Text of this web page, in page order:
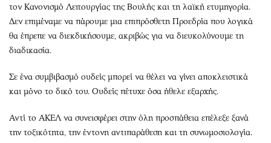
τον Κανονισμό Λειτουργίας της Βουλής και τη λαϊκή ετυμηγορία.
Δεν επιμέναμε να πάρουμε μια επιπρόσθετη Προεδρία που λογικά
θα έπρεπε να διεκδικήσουμε, ακριβώς για να διευκολύνουμε τη
διαδικασία.
Σε ένα συμβιβασμό ουδείς μπορεί να θέλει να γίνει αποκλειστικά
και μόνο το δικό του. Ουδείς πέτυχε όσα ήθελε εξαρχής.
Αντί το ΑΚΕΛ να συνεισφέρει στην όλη προσπάθεια επέλεξε ξανά
την τοξικότητα, την έντονη αντιπαράθεση και τη συνωμοσιολογία.